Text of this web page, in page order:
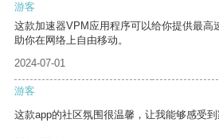
游客
这款加速器VPM应用程序可以给你提供最高
助你在网络上自由移动。
2024-07-01
游客
这款app的社区氛围很温馨，让我能够感受到